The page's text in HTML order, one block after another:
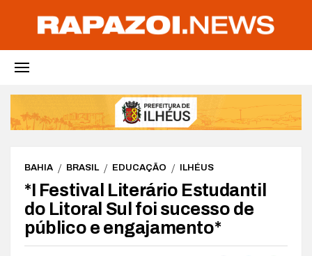
BAHIA BRASIL EDUCAÇÃO ILHÉUS
*I Festival Literário Estudantil
do Litoral Sul foi sucesso de
público e engajamento*